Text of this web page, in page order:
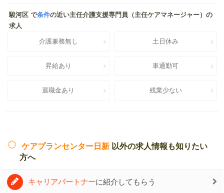
駿河区 で条件の近い主任介護支援専門員（主任ケアマネージャー）の
求人
介護兼務無し 土日休み
昇給あり 車通勤可
退職金あり 残業少ない
ケアプランセンター日新 以外の求人情報も知りたい
方へ
キャリアパートナーに紹介してもらう